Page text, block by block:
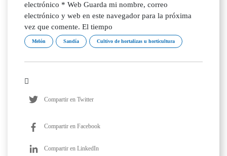
electrónico * Web Guarda mi nombre, correo
electrónico y web en este navegador para la próxima
vez que comente. El tiempo
Melón Sandía Cultivo de hortalizas u horticultura
Compartir en Twitter
Compartir en Facebook
Compartir en LinkedIn